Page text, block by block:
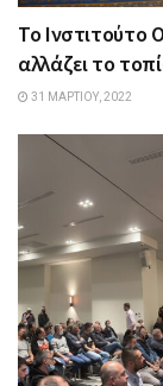
Το Ινστιτούτο
αλλάζει το
31 ΜΑΡΤΊΟΥ, 2022